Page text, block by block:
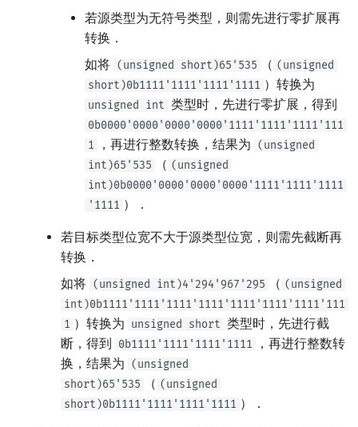
若源类型为无符号类型，则需先进行零扩展再
转换．
如将 (unsigned short)65'535 （ (unsigned
short)0b1111'1111'1111'1111 ）转换为
unsigned int 类型时，先进行零扩展，得到
0b0000'0000'0000'0000'1111'1111'1111'111
1
，再进行整数转换，结果为 (unsigned
int)65'535
（ (unsigned
int)0b0000'0000'0000'0000'1111'1111'1111
'1111 ）．
若目标类型位宽不大于源类型位宽，则需先截断再
转换．
如将 (unsigned int)4'294'967'295 （ (unsigned
int)0b1111'1111'1111'1111'1111'1111'1111'111
1 ）转换为 unsigned short 类型时，先进行截
断，得到 0b1111'1111'1111'1111
，再进行整数转
换，结果为 (unsigned
short)65'535
（ (unsigned
short)0b1111'1111'1111'1111 ）．